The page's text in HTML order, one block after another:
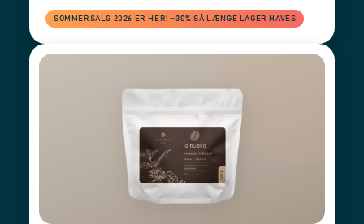
SOMMERSALG 2026 ER HER! −30% SÅ LÆNGE LAGER HAVES